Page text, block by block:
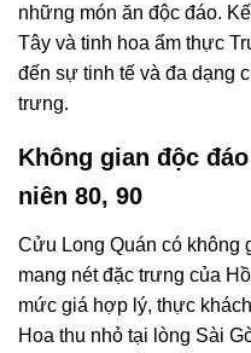
những món ăn độc đáo.
Tây và tinh hoa ẩm thực
đến sự tinh tế và đa dạng
trưng.
Không gian độc
niên 80, 90
Cửu Long Quán có không
mang nét đặc trưng của
mức giá hợp lý, thực
Hoa thu nhỏ tại lòng Sài